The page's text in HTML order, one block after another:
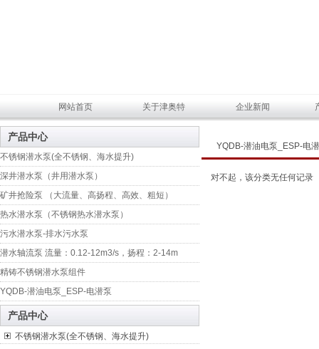
网站首页 关于津奥特 企业新闻
产品中心
不锈钢潜水泵(全不锈钢、海水提升)
深井潜水泵（井用潜水泵）
矿井抢险泵 （大流量、高扬程、高效、粗短）
热水潜水泵（不锈钢热水潜水泵）
污水潜水泵-排水污水泵
潜水轴流泵 流量：0.12-12m3/s，扬程：2-14m
精铸不锈钢潜水泵组件
YQDB-潜油电泵_ESP-电潜泵
产品中心
不锈钢潜水泵(全不锈钢、海水提升)
YQDB-潜油电泵_ESP-电
对不起，该分类无任何记录